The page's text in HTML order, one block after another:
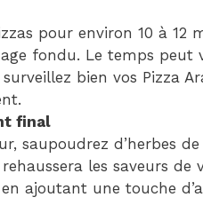
pour environ 10 à 12
fondu. Le temps peut
bien vos Pizza
final
saupoudrez d’herbes
les saveurs de
ajoutant une touche